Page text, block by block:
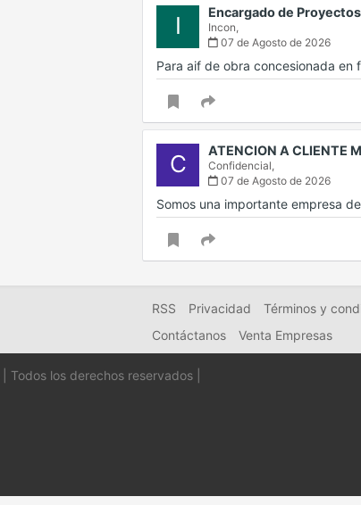
I Encargado de
Incon,
07 de Agosto de 2026
Para aif de obra concesionada
C ATENCION A CLIENTE
Confidencial,
07 de Agosto de 2026
Somos una importante empresa
RSS Privacidad
Términos y
Contáctanos
Venta Empresas
| Todos los derechos reservados |